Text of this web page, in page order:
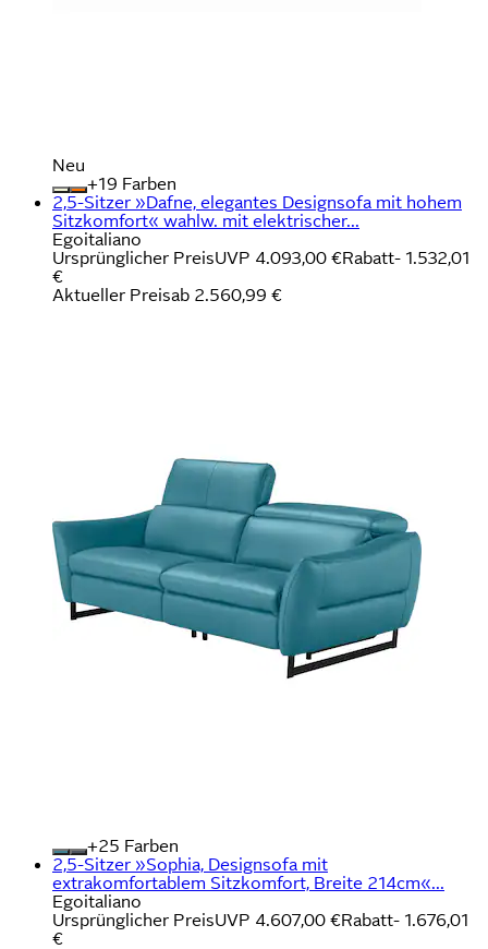
Neu
+
Farben
2,5-Sitzer »Dafne, elegantes Designsofa mit hohem
Sitzkomfort« wahlw. mit elektrischer...
Egoitaliano
Ursprünglicher PreisUVP 4.093,00 €Rabatt- 1.532,01
€
Aktueller Preisab 2.560,99 €
+
Farben
2,5-Sitzer »Sophia, Designsofa mit
extrakomfortablem Sitzkomfort, Breite 214cm«...
Egoitaliano
Ursprünglicher PreisUVP 4.607,00 €Rabatt- 1.676,01
€